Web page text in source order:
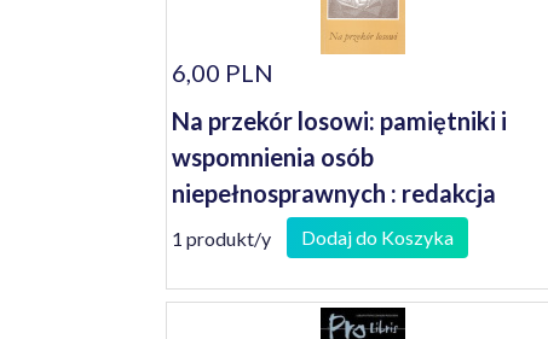
6,00 PLN
Na przekór losowi: pamiętniki i
wspomnienia osób
niepełnosprawnych : redakcja
Janusz Koniusz
1 produkt/y Dodaj do Koszyka